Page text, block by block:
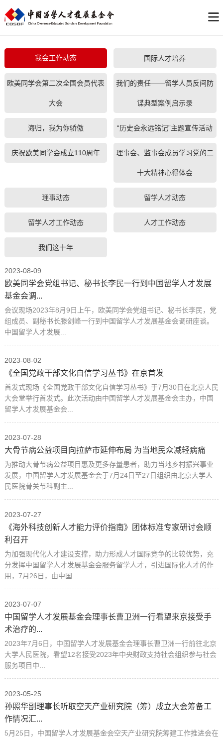
我会工作动态 国际人才培养
欧美同学会第二次全国会员代表
大会
我们的责任——留学人员反间防
谍典型案例启示录
海归，我为你骄傲 “历史会永远铭记”主题宣传活动
庆祝欧美同学会成立110周年 理事会、监事会成员学习党的二
十大精神心得体会
理事动态 留学人才动态
留学人才工作动态 人才工作动态
我们这十年
2023-08-09
欧美同学会党组书记、秘书长李民一行到中国留学人才发展
基金会调...
会议现场2023年8月9日上午，欧美同学会党组书记、秘书长李民，党
组成员、副秘书长滕剑峰一行到中国留学人才发展基金会调研座谈。
中国留学人才发展...
2023-08-02
《全国党政干部文化自信学习丛书》在京首发
首发式现场《全国党政干部文化自信学习丛书》于7月30日在北京人民
大会堂举行首发式。此次活动由中国留学人才发展基金会主办，中国
留学人才发展基金会...
2023-07-28
大骨节病公益项目向拉萨市延伸布局 为当地民众减轻病痛
为推动大骨节病公益项目惠及更多存量患者，助力当地乡村振兴事业
发展，中国留学人才发展基金会于7月24日至27日组织由北京大学人
民医院骨关节科副主...
2023-07-27
《海外科技创新人才能力评价指南》团体标准专家研讨会顺
利召开
为加强现代化人才建设支撑，助力形成人才国际竞争的比较优势，充
分发挥中国留学人才发展基金会服务留学人才，引进国际化人才的作
用，7月26日，由中国...
2023-07-07
中国留学人才发展基金会理事长曹卫洲一行看望来京接受手
术治疗的...
2023年7月6日，中国留学人才发展基金会理事长曹卫洲一行前往北京
大学人民医院，看望12名接受2023年中央财政支持社会组织参与社会
服务项目中...
2023-05-25
孙照华副理事长听取空天产业研究院（筹）成立大会筹备工
作情况汇...
5月25日，中国留学人才发展基金会空天产业研究院筹建工作推进会在